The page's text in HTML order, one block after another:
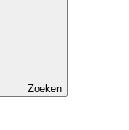
Zoeken